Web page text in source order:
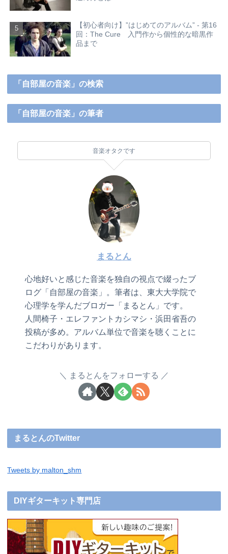
【初心者向け】”はじめてのアルバム” - 第16
回：The Cure 入門作から個性的な暗黒作
品まで
「自部屋の音楽」の検索
「自部屋の音楽」の筆者
音楽オタクです
まるとん
心地好いと感じた音楽を独自の視点で綴ったブ
ログ「自部屋の音楽」。筆者は、東大大学院で
心理学を学んだブロガー「まるとん」です。
人間椅子・エレファントカシマシ・浜田省吾の
投稿が多め。アルバム単位で音楽を聴くことに
こだわりがあります。
まるとんをフォローする
まるとんのTwitter
Tweets by malton_shm
DIYギターキット専門店